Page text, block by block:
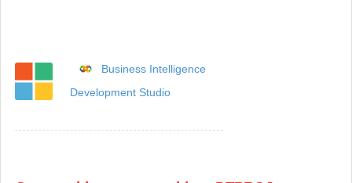
Business Intelligence
Development Studio